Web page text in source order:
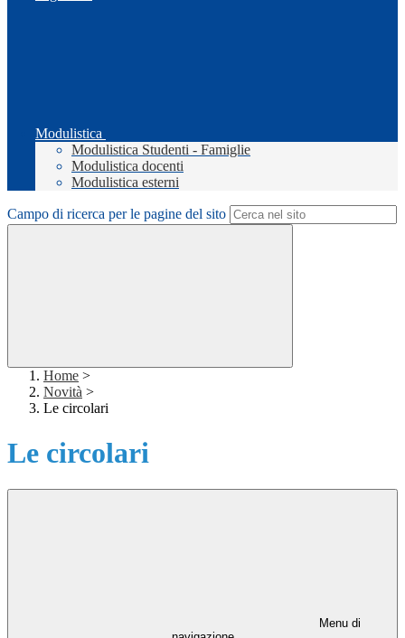
Modulistica
Modulistica Studenti - Famiglie
Modulistica docenti
Modulistica esterni
Campo di ricerca per le pagine del sito
Home >
Novità >
Le circolari
Le circolari
Menu di